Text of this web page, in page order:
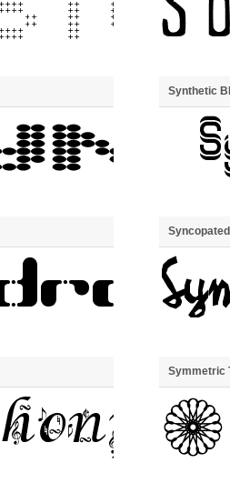
Synthetic
Symmetric